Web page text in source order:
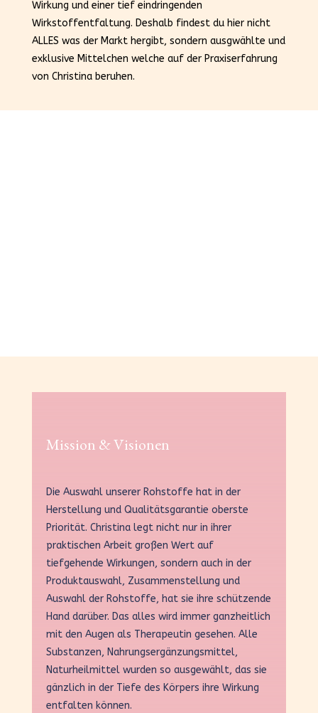
Wirkung und einer tief eindringenden
Wirkstoffentfaltung. Deshalb findest du hier nicht
ALLES was der Markt hergibt, sondern ausgwählte und
exklusive Mittelchen welche auf der Praxiserfahrung
von Christina beruhen.
Mission & Visionen
Die Auswahl unserer Rohstoffe hat in der
Herstellung und Qualitätsgarantie oberste
Priorität. Christina legt nicht nur in ihrer
praktischen Arbeit großen Wert auf
tiefgehende Wirkungen, sondern auch in der
Produktauswahl, Zusammenstellung und
Auswahl der Rohstoffe, hat sie ihre schützende
Hand darüber. Das alles wird immer ganzheitlich
mit den Augen als Therapeutin gesehen. Alle
Substanzen, Nahrungsergänzungsmittel,
Naturheilmittel wurden so ausgewählt, das sie
gänzlich in der Tiefe des Körpers ihre Wirkung
entfalten können.